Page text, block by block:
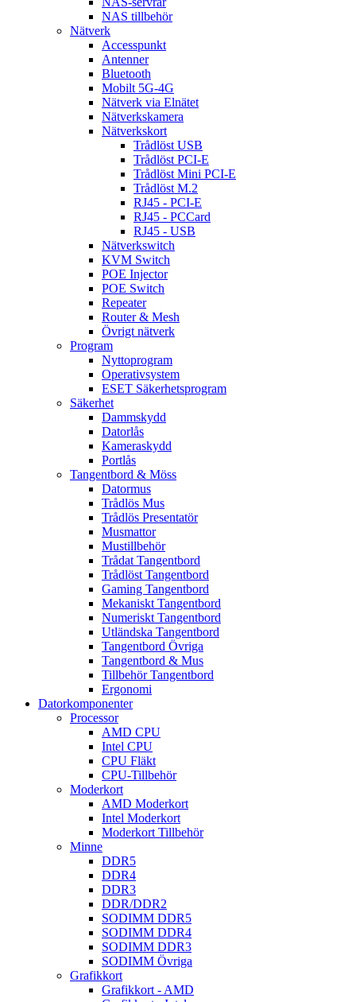
NAS tillbehör
Nätverk
Accesspunkt
Antenner
Bluetooth
Mobilt 5G-4G
Nätverk via Elnätet
Nätverkskamera
Nätverkskort
Trådlöst USB
Trådlöst PCI-E
Trådlöst Mini PCI-E
Trådlöst M.2
RJ45 - PCI-E
RJ45 - PCCard
RJ45 - USB
Nätverkswitch
KVM Switch
POE Injector
POE Switch
Repeater
Router & Mesh
Övrigt nätverk
Program
Nyttoprogram
Operativsystem
ESET Säkerhetsprogram
Säkerhet
Dammskydd
Datorlås
Kameraskydd
Portlås
Tangentbord & Möss
Datormus
Trådlös Mus
Trådlös Presentatör
Musmattor
Mustillbehör
Trådat Tangentbord
Trådlöst Tangentbord
Gaming Tangentbord
Mekaniskt Tangentbord
Numeriskt Tangentbord
Utländska Tangentbord
Tangentbord Övriga
Tangentbord & Mus
Tillbehör Tangentbord
Ergonomi
Datorkomponenter
Processor
AMD CPU
Intel CPU
CPU Fläkt
CPU-Tillbehör
Moderkort
AMD Moderkort
Intel Moderkort
Moderkort Tillbehör
Minne
DDR5
DDR4
DDR3
DDR/DDR2
SODIMM DDR5
SODIMM DDR4
SODIMM DDR3
SODIMM Övriga
Grafikkort
Grafikkort - AMD